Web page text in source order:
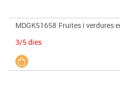
MDGK51658 Fruites i verdures
3/5 dies